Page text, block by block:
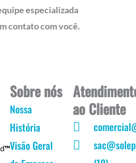
especializada
contato com você.
™
Sobre nós
Nossa
História
Visão Geral
ao Cliente